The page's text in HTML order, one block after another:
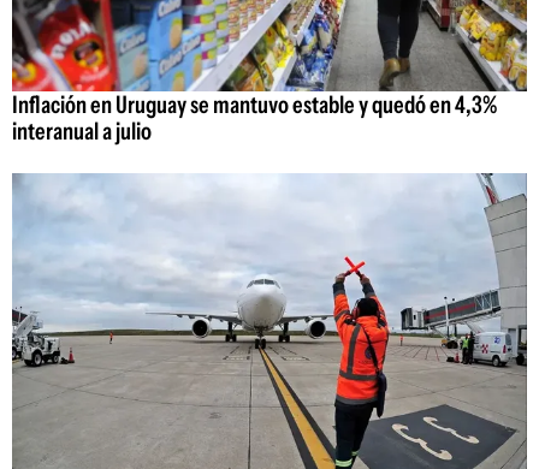
Inflación en Uruguay se mantuvo estable y quedó en 4,3%
interanual a julio